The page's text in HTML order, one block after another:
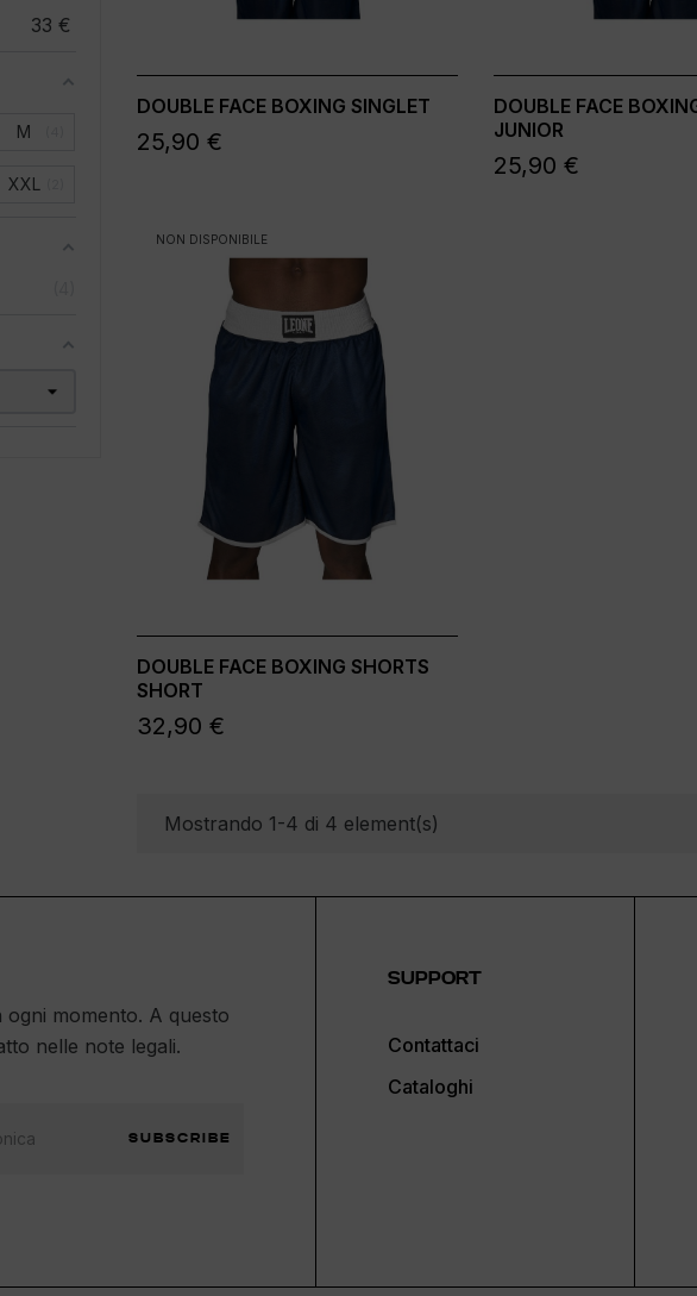
33 €
M
XXL
DOUBLE FACE BOXING SINGLET
25,90 €
DOUBLE FACE
JUNIOR
25,90 €
NON DISPONIBILE
DOUBLE FACE BOXING SHORTS
SHORT
32,90 €
Mostrando 1-4 di 4 element(s)
momento. A questo
nelle note legali.
SUBSCRIBE
SUPPORT
Contattaci
Cataloghi